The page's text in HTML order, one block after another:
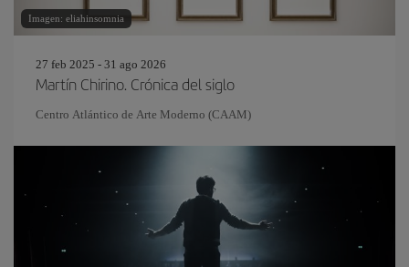
Imagen: eliahinsomnia
27 feb 2025 - 31 ago 2026
Martín Chirino. Crónica del siglo
Centro Atlántico de Arte Moderno (CAAM)